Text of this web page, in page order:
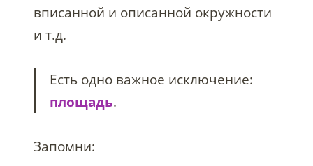
вписанной и описанной окружности
и т.д.
Есть одно важное исключение:
площадь.
Запомни: